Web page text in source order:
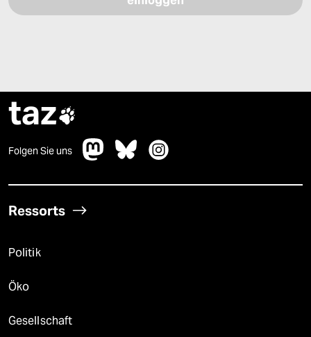
taz
Folgen Sie uns
Ressorts
Politik
Öko
Gesellschaft